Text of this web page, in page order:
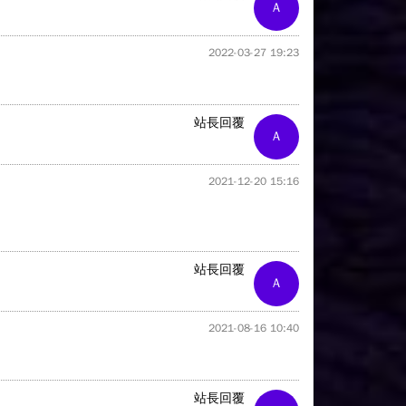
A
2022-03-27 19:23
A
站長回覆
2021-12-20 15:16
A
站長回覆
2021-08-16 10:40
站長回覆